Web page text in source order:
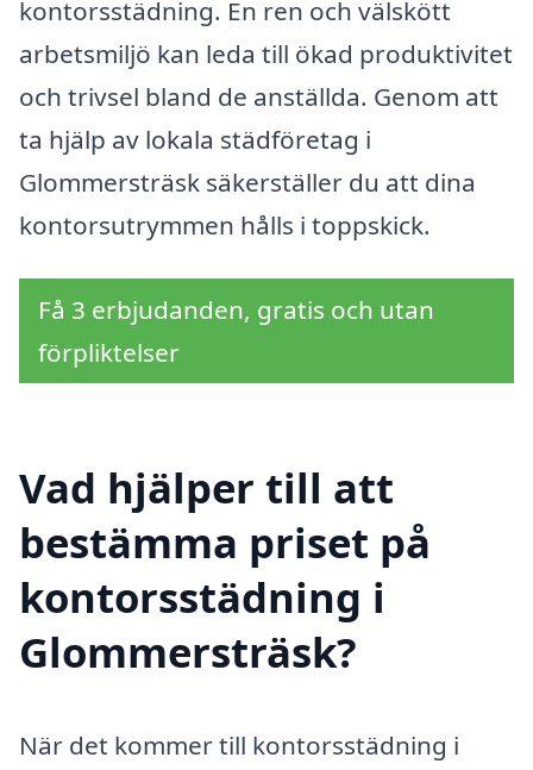
kontorsstädning. En ren och välskött
arbetsmiljö kan leda till ökad produktivitet
och trivsel bland de anställda. Genom att
ta hjälp av lokala städföretag i
Glommersträsk säkerställer du att dina
kontorsutrymmen hålls i toppskick.
Få 3 erbjudanden, gratis och utan
förpliktelser
Vad hjälper till att
bestämma priset på
kontorsstädning i
Glommersträsk?
När det kommer till kontorsstädning i